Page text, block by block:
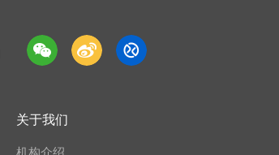
关于我们
机构介绍